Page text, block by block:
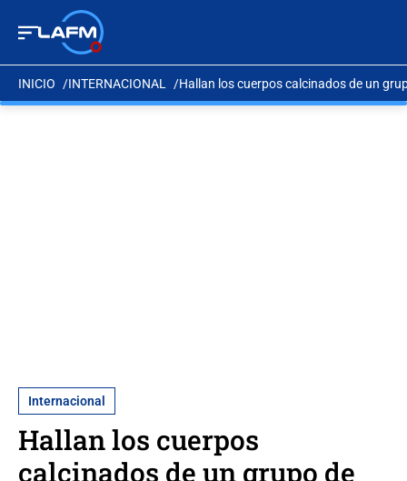
INICIO INTERNACIONAL Hallan los cuerpos calcinados de un
Internacional
Hallan los cuerpos
calcinados de un grupo de